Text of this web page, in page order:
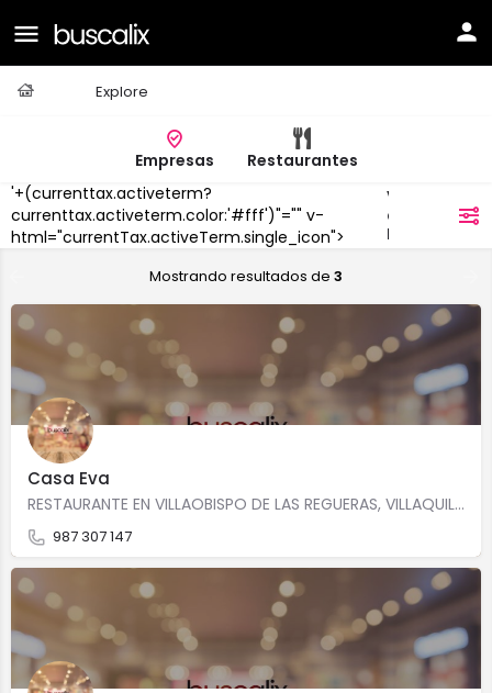
Explore
Empresas
Restaurantes
'+(currenttax.activeterm?
currenttax.activeterm.color:'#fff')"="" v-
html="currentTax.activeTerm.single_icon">
Villaobispo
de las
Regueras
Mostrando resultados de 3
Casa Eva
RESTAURANTE EN VILLAOBISPO DE LAS REGUERAS, VILLAQUILAMBRE. ESPECIALIZADOS EN Cocina tradicional Calle…
987 307 147